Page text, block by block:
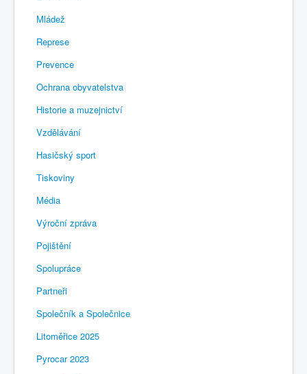
Mládež
Represe
Prevence
Ochrana obyvatelstva
Historie a muzejnictví
Vzdělávání
Hasičský sport
Tiskoviny
Média
Výroční zpráva
Pojištění
Spolupráce
Partneři
Společník a Společnice
Litoměřice 2025
Pyrocar 2023